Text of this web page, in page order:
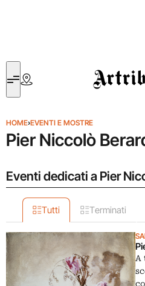
Artribune
HOME›EVENTI E MOSTRE
Pier Niccolò
Eventi dedicati a Pier
Tutti Terminati
A